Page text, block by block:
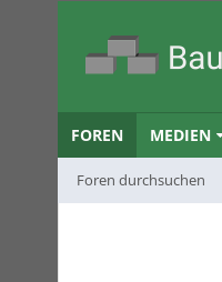
FOREN
Foren durchsuchen
MEDIEN